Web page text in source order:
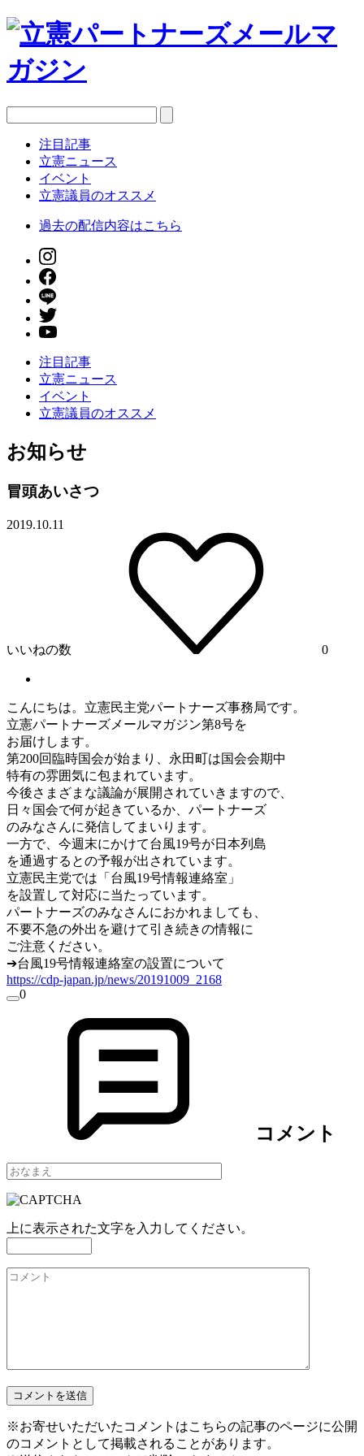
注目記事
立憲ニュース
イベント
立憲議員のオススメ
過去の配信内容はこちら
注目記事
立憲ニュース
イベント
立憲議員のオススメ
お知らせ
冒頭あいさつ
2019.10.11
いいねの数 0
こんにちは。 立憲民主党パートナーズ事務局です。
立憲パートナーズ メールマガジン第8号を
お届けします。
第200回臨時国会が始まり、永田町は国会会期中
特有の雰囲気に包まれています。
今後さまざまな議論が展開されていきますので、
日々国会で何が起きているか、 パートナーズ
のみなさんに発信してまいります。
一方で、今週末にかけて台風19号が日本列島
を通過するとの予報が出されています。
立憲民主党では「台風19号情報連絡室」
を設置して対応に当たっています。
パートナーズのみなさんにおかれましても、
不要不急の外出を避けて引き続きの情報に
ご注意ください。
➔台風19号情報連絡室の設置について
https://cdp-japan.jp/news/20191009_2168
0
コメント
上に表示された文字を入力してください。
※お寄せいただいたコメントはこちらの記事のページに公開
のコメントとして掲載されることがあります。